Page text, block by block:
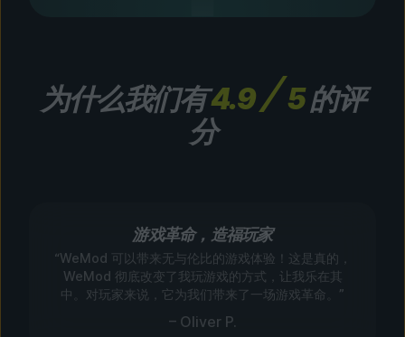
为什么我们有4.9 5的评
分
游戏革命，造福玩家
“WeMod 可以带来无与伦比的游戏体验！这是真的，
WeMod 彻底改变了我玩游戏的方式，让我乐在其
中。对玩家来说，它为我们带来了一场游戏革命。”
– Oliver P.